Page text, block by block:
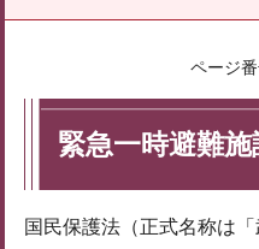
ページ
緊急一時避難
国⺠保護法（正式名称は